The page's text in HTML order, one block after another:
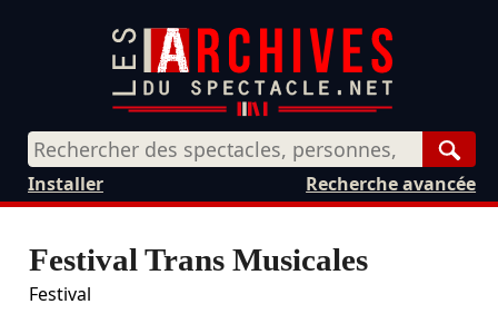
Recherche avancée
Installer
Festival Trans Musicales
Festival